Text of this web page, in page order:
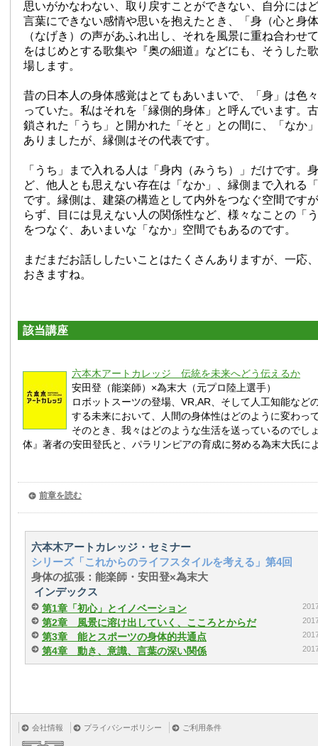
思いがかなわない、取り戻すことができない、自分には
言葉にできない感情や思いを抱えたとき、「身（心と身
（なげき）の声があふれ出し、それを風景に重ね合わせ
をはじめとする歌集や『奥の細道』などにも、そうした
場します。
昔の日本人の身体感覚はとてもあいまいで、「身」は色
っていた。私はそれを「縁側的身体」と呼んでいます。
鎖された「うち」と開かれた「そと」との間に、「なか
ありましたが、縁側はその代表です。
「うち」まで入れる人は「身内（みうち）」だけです。
ど、他人とも思えない存在は「なか」、縁側まで入れる
です。縁側は、建築の構造として内外をつなぐ空間です
らず、目には見えない人の関係性など、様々なことの「
をつなぐ、あいまいな「なか」空間でもあるのです。
まだまだお話ししたいことはたくさんありますが、一応
おきますね。
該当講座
六本木アートカレッジ 伝統を未来へどう伝えるか
安田登（能楽師）×為末大（元プロ陸上選手）
ロボットスーツの登場、VR,AR、そして人工知能など
する未来において、人間の身体性はどのように変わっ
そのとき、我々はどのような生活を送っているのでし
体』著者の安田登氏と、パラリンピアの育成に努める為末大氏に
前章を読む
六本木アートカレッジ・セミナー
シリーズ「これからのライフスタイルを考える」第4回
身体の拡張：能楽師・安田登×為末大
インデックス
第1章「初心」とイノベーション
第2章 風景に溶け出していく、こころとからだ
第3章 能とスポーツの身体的共通点
第4章 動き、意識、言葉の深い関係
会社情報 プライバシーポリシー ご利用条件